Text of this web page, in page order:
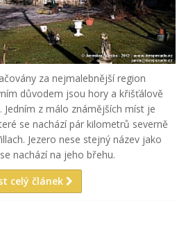
za nejmalebnější region
důvodem jsou hory a křišťálově
Jedním z málo známějších míst je
se nachází pár kilometrů severně
Jezero nese stejný název jako
nachází na jeho břehu.
celý článek